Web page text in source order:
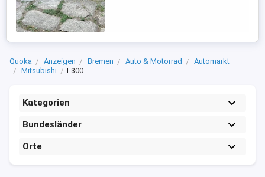
Quoka Anzeigen Bremen Auto & Motorrad
Automarkt
Mitsubishi
L300
Kategorien
Bundesländer
Orte